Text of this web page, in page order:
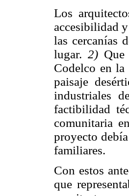
Los
accesibilidad
las cercanías
lugar.2)
Codelco en la
paisaje
industriales
factibilidad
comunitaria
proyecto
familiares.
Con estos
que